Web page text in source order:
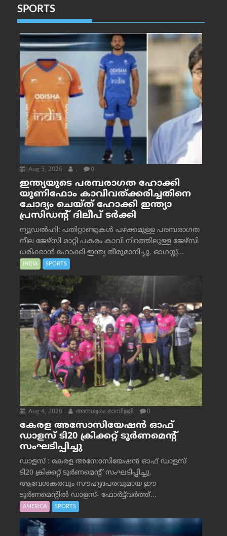
SPORTS
Aug 5, 2026 . 0
ഇന്ത്യയുടെ പരമ്പരാഗത ഹോക്കി
യൂണിഫോം കാവിവത്ക്കരിച്ചതിനെ
ചോദ്യം ചെയ്ത് ഹോക്കി ഇന്ത്യാ
പ്രസിഡന്റ് ദിലീപ് ടര്‍ക്കി
ന്യൂഡൽഹി: പതിറ്റാണ്ടുകൾ പഴക്കമുള്ള പരമ്പരാഗത
നീല ജേഴ്‌സി മാറ്റി പകരം കാവി നിറത്തിലുള്ള ജേഴ്‌സി
ധരിക്കാൻ ഹോക്കി ഇന്ത്യ തീരുമാനിച്ചു. ഓഗസ്റ്റ്...
INDIA SPORTS
Aug 4, 2026 അനശ്വരം മാമ്പിള്ളി 0
കേരള അസോസിയേഷൻ ഓഫ്
ഡാളസ് ടി20 ക്രിക്കറ്റ് ടൂർണമെന്റ്
സംഘടിപ്പിച്ചു
ഡാളസ് : കേരള അസോസിയേഷൻ ഓഫ് ഡാളസ്
ടി20 ക്രിക്കറ്റ് ടൂർണമെന്റ് സംഘടിപ്പിച്ചു.
ആവേശകരവും സൗഹൃദപരവുമായ ഈ
ടൂർണമെന്റിൽ ഡാളസ്- ഫോർട്ട്‌വര്‍ത്ത്...
AMERICA SPORTS